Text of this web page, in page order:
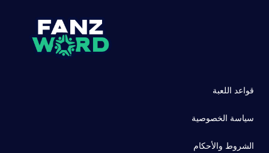
قواعد اللعبة
سياسة الخصوصية
الشروط والأحكام